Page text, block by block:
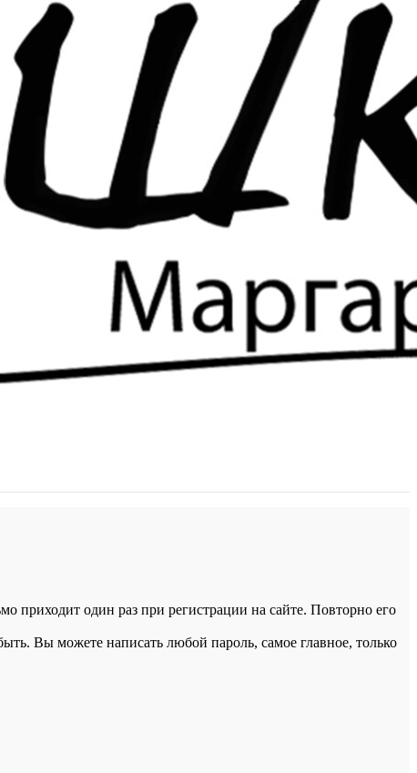
один раз при регистрации на сайте. Повторно его
Вы можете написать любой пароль, самое главное, только